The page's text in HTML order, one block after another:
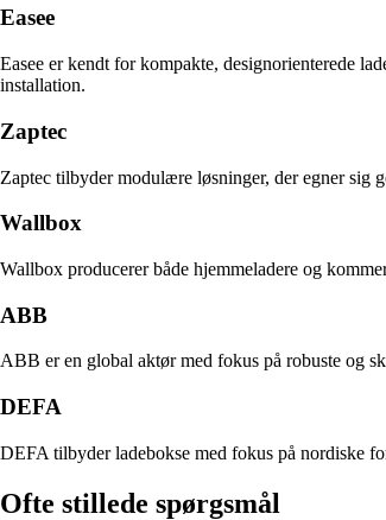
Easee
Easee er kendt for kompakte, designorienterede
installation.
Zaptec
Zaptec tilbyder modulære løsninger, der egner sig
Wallbox
Wallbox producerer både hjemmeladere og
ABB
ABB er en global aktør med fokus på robuste og
DEFA
DEFA tilbyder ladebokse med fokus på nordiske
Ofte stillede spørgsmål